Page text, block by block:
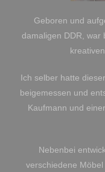
Geboren und
damaligen DDR, war
Ich selber hatte
beigemessen und
Kaufmann und
Nebenbei
verschiedene